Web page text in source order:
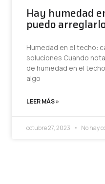
Hay humedad
puedo
Humedad en el techo:
soluciones Cuando
de humedad en el
algo
LEER MÁS »
octubre 27, 2023 No hay